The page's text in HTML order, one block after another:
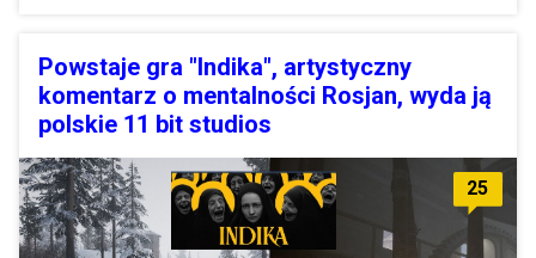
Powstaje gra "Indika", artystyczny
komentarz o mentalności Rosjan, wyda ją
polskie 11 bit studios
25